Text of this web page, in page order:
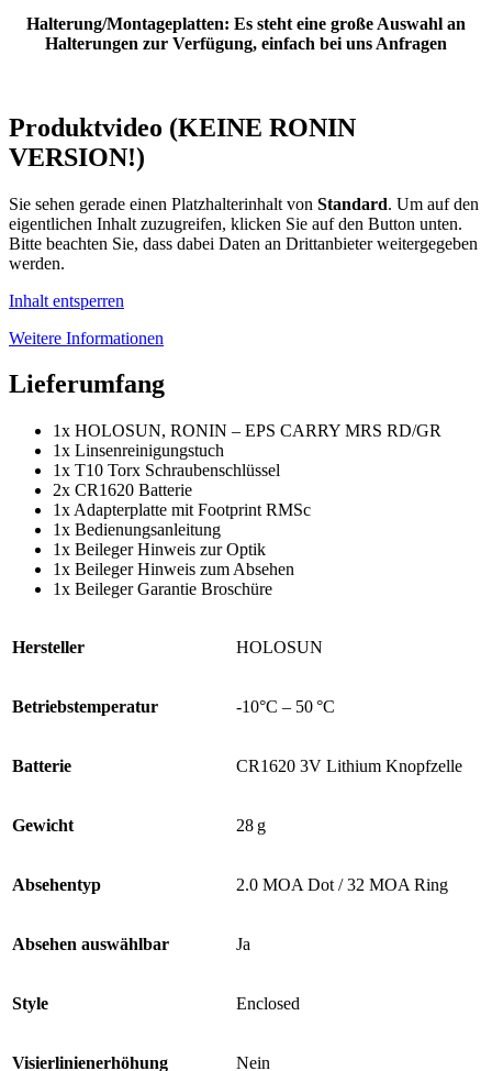
Halterung/Montageplatten: Es steht eine große Auswahl an
Halterungen zur Verfügung, einfach bei uns Anfragen
Produktvideo (KEINE RONIN
VERSION!)
Sie sehen gerade einen Platzhalterinhalt von Standard. Um auf den
eigentlichen Inhalt zuzugreifen, klicken Sie auf den Button unten.
Bitte beachten Sie, dass dabei Daten an Drittanbieter weitergegeben
werden.
Inhalt entsperren
Weitere Informationen
Lieferumfang
1x HOLOSUN, RONIN – EPS CARRY MRS RD/GR
1x Linsenreinigungstuch
1x T10 Torx Schraubenschlüssel
2x CR1620 Batterie
1x Adapterplatte mit Footprint RMSc
1x Bedienungsanleitung
1x Beileger Hinweis zur Optik
1x Beileger Hinweis zum Absehen
1x Beileger Garantie Broschüre
Hersteller HOLOSUN
Betriebstemperatur -10°C – 50 °C
Batterie CR1620 3V Lithium Knopfzelle
Gewicht 28 g
Absehentyp 2.0 MOA Dot / 32 MOA Ring
Absehen auswählbar Ja
Style Enclosed
Visierlinienerhöhung Nein